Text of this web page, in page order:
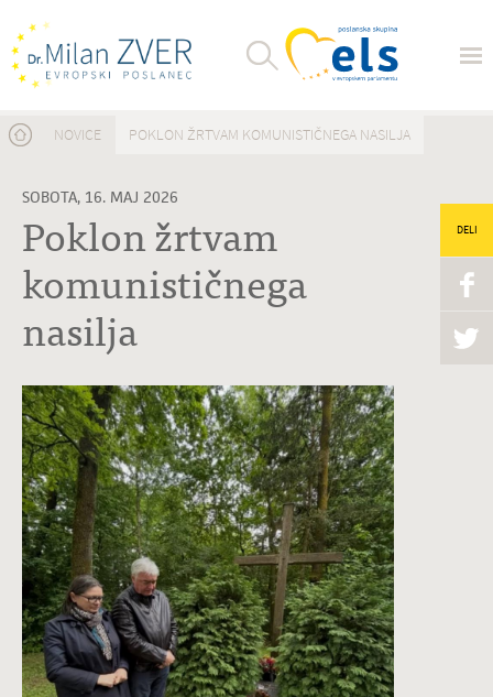
Nahajate se tukaj
NOVICE POKLON ŽRTVAM KOMUNISTIČNEGA NASILJA
SOBOTA, 16. MAJ 2026
Poklon žrtvam
komunističnega
nasilja
DELI